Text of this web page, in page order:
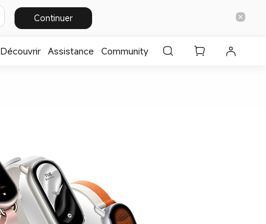
Continuer
Découvrir Assistance Community